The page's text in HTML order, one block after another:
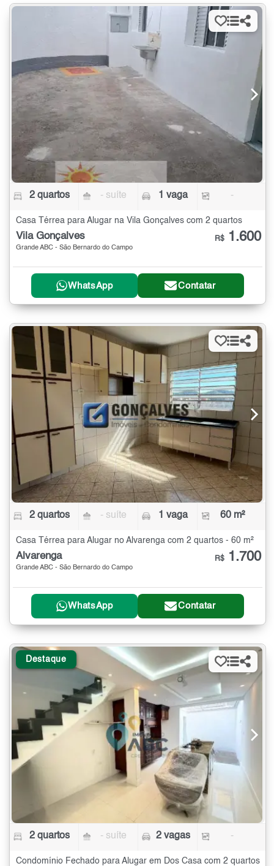
2 quartos - suíte 1 vaga -
Casa Térrea para Alugar na Vila Gonçalves com 2 quartos
Vila Gonçalves
Grande ABC - São Bernardo do Campo
R$ 1.600
WhatsApp Contatar
2 quartos - suíte 1 vaga 60 m²
Casa Térrea para Alugar no Alvarenga com 2 quartos - 60 m²
Alvarenga
Grande ABC - São Bernardo do Campo
R$ 1.700
WhatsApp Contatar
Destaque
2 quartos - suíte 2 vagas -
Condomínio Fechado para Alugar em Dos Casa com 2 quartos